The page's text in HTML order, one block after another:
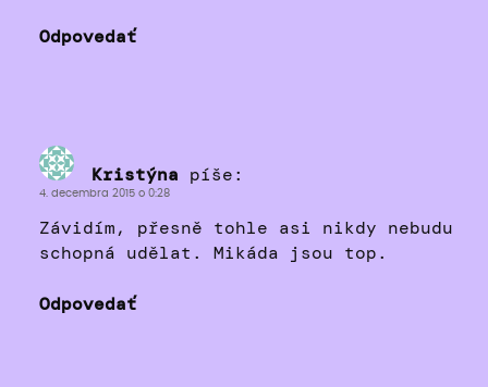
Odpovedať
Kristýna píše:
4. decembra 2015 o 0:28
Závidím, přesně tohle asi nikdy nebudu
schopná udělat. Mikáda jsou top.
Odpovedať